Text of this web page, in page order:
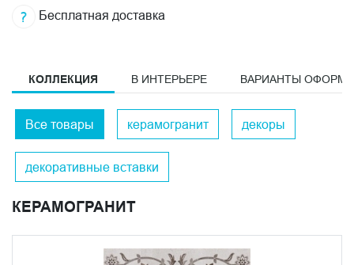
Бесплатная доставка
КОЛЛЕКЦИЯ В ИНТЕРЬЕРЕ ВАРИАНТЫ
Все товары керамогранит декоры
декоративные вставки
КЕРАМОГРАНИТ